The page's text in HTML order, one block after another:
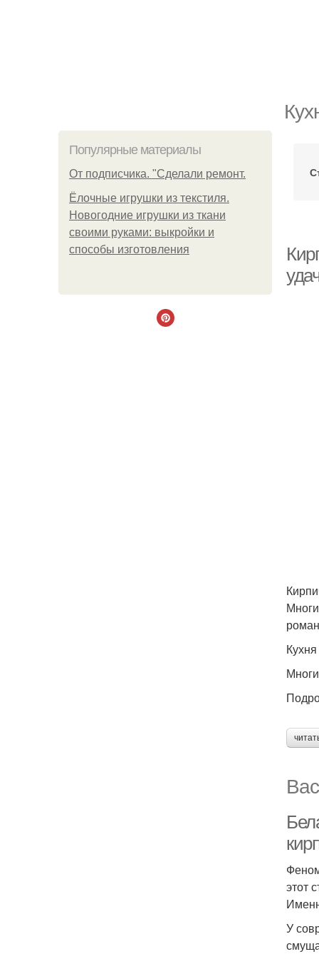
Популярные материалы
От подписчика. "Сделали ремонт.
Ёлочные игрушки из текстиля.
Новогодние игрушки из ткани
своими руками: выкройки и
способы изготовления
этот
У